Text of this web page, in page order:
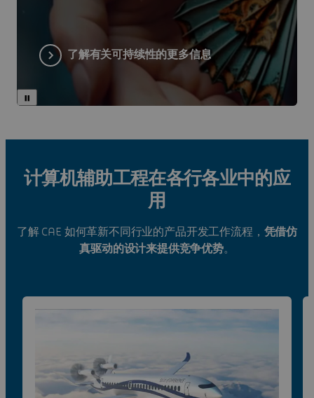
了解有关可持续性的更多信息
计算机辅助工程在各行各业中的应
用
了解 CAE 如何革新不同行业的产品开发工作流程， 凭借仿
真驱动的设计来提供竞争优势。